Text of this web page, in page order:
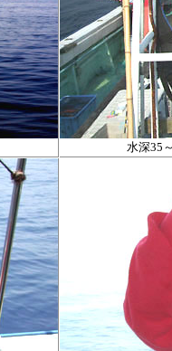
水深35 ～